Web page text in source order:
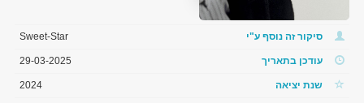
סיקור זה נוסף ע"י Sweet-Star
עודכן בתאריך 29-03-2025
שנת יציאה 2024